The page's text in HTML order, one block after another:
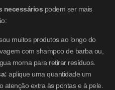
necessários podem ser mais
muitos produtos ao longo do
com shampoo de barba ou,
morna para retirar resíduos.
aplique uma quantidade um
atenção extra às pontas e à pele.